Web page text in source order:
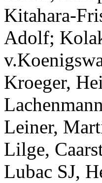
Kitahara-
Adolf;
Kroeger,
Leiner,
Lilge,
Lubac SJ,